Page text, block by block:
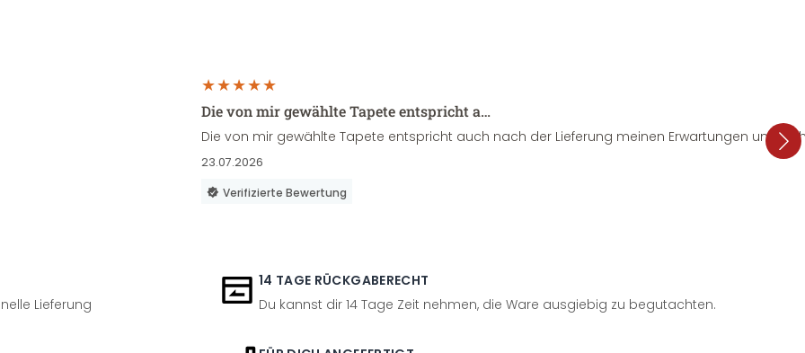
Die von mir gewählte Tapete entspricht a…
Die von mir gewählte Tapete entspricht auch nach der Lieferung meinen Erwartungen und
23.07.2026
Verifizierte Bewertung
Lieferung
14 TAGE RÜCKGABERECHT
Du kannst dir 14 Tage Zeit nehmen, die Ware ausgiebig zu begutachten.